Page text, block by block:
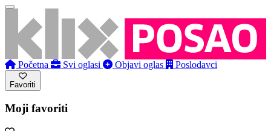
Početna Svi oglasi Objavi oglas Poslodavci
Favoriti
Moji favoriti